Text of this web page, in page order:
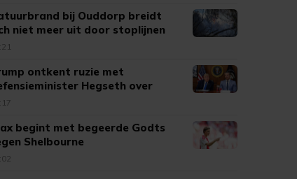
bij Ouddorp breidt
niet meer uit door stoplijnen
ontkent ruzie met
Hegseth over
begint met begeerde Godts
Shelbourne